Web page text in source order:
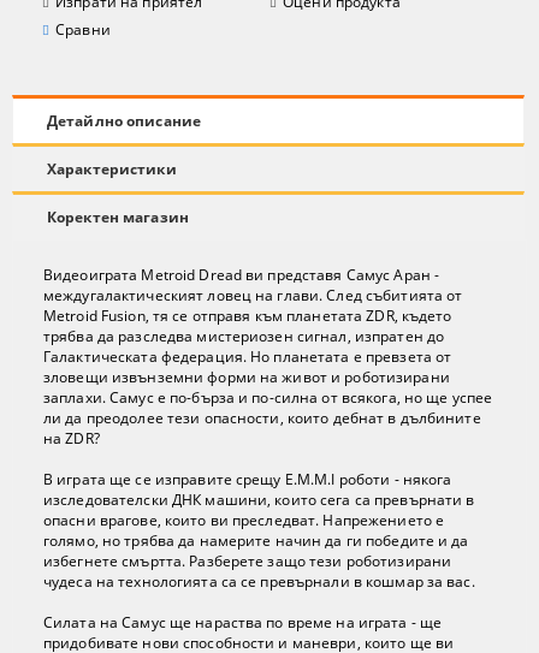
Сравни
Детайлно описание
Характеристики
Коректен магазин
Видеоиграта Metroid Dread ви представя Самус Аран -
междугалактическият ловец на глави. След събитията от
Metroid Fusion, тя се отправя към планетата ZDR, където
трябва да разследва мистериозен сигнал, изпратен до
Галактическата федерация. Но планетата е превзета от
зловещи извънземни форми на живот и роботизирани
заплахи. Самус е по-бърза и по-силна от всякога, но ще успее
ли да преодолее тези опасности, които дебнат в дълбините
на ZDR?
В играта ще се изправите срещу E.M.M.I роботи - някога
изследователски ДНК машини, които сега са превърнати в
опасни врагове, които ви преследват. Напрежението е
голямо, но трябва да намерите начин да ги победите и да
избегнете смъртта. Разберете защо тези роботизирани
чудеса на технологията са се превърнали в кошмар за вас.
Силата на Самус ще нараства по време на играта - ще
придобивате нови способности и маневри, които ще ви